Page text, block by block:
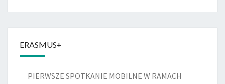
ERASMUS+
PIERWSZE SPOTKANIE MOBILNE W RAMACH